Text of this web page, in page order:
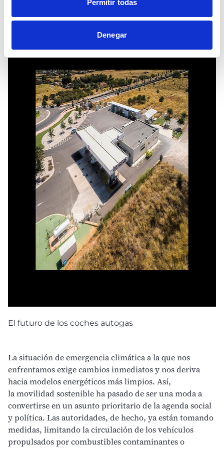
Permitir todas
Denegar
suministro en España o en páginas web
como gasmoción.
El futuro de los coches autogas
La situación deemergencia climáticaa la que nos
enfrentamos exige cambios inmediatos y nos deriva
hacia modelos energéticos más limpios. Así,
lamovilidad sostenibleha pasado de ser una moda a
convertirse en un asunto prioritario de la agenda social
y política. Las autoridades, de hecho, ya están tomando
medidas, limitando la circulación de los vehículos
propulsados por combustibles contaminantes o